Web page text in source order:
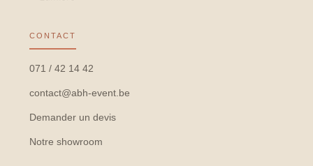
CONTACT
071 / 42 14 42
contact@abh-event.be
Demander un devis
Notre showroom